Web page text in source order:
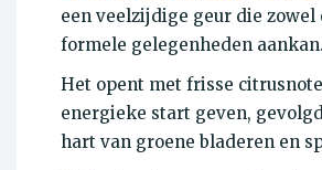
een veelzijdige geur die zowel
formele gelegenheden aankan.
Het opent met frisse
energieke start geven,
hart van groene bladeren en